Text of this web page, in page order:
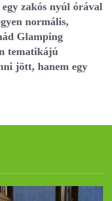
zakós nyúl órával
normális,
Glamping
tematikájú
jött, hanem egy